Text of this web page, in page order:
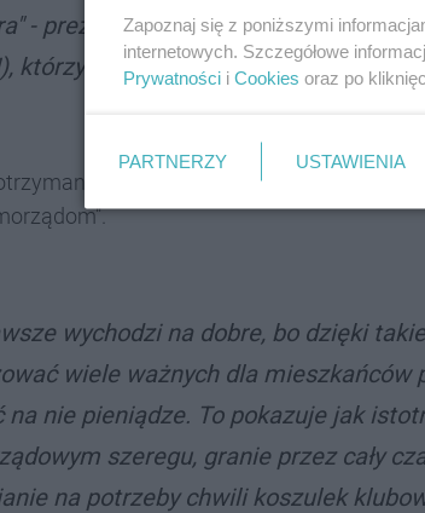
- prezydenci Sosnowca i Rybnika
którzy z kolei stanęli po stronie
od Kandziory zaznaczył
wychodzi na dobre, bo dzięki
wiele ważnych dla mieszkańców
na nie pieniądze. To pokazuje jak
szeregu, granie przez cały
na potrzeby chwili koszulek
Zapoznaj się z poniższymi
internetowych. Szczegółowe
Prywatności i Cookies oraz po
PARTNERZY USTAWIENIA